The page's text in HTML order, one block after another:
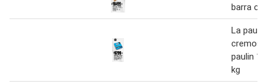
barra
La
paulin
kg